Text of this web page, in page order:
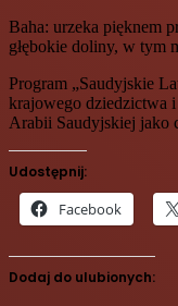
Baha: urzeka pięknem
głębokie doliny, w tym
Program „Saudyjskie
krajowego dziedzictwa
Arabii Saudyjskiej jako
Udostępnij:
Facebook
Dodaj do ulubionych: